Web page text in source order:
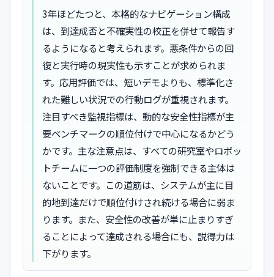
3年ほどたつと、本格的なナビゲーション構成
は、到達成否と不確実性の校正を併せて報告す
るようになると考えられます。悪条件からの回
復と実行時の現実性も示すことが求められま
す。応用評価では、短いデモよりも、標準化さ
れた難しい状況での行動ログが重視されます。
注目すべき監視指標は、動的な安全性指標が主
要ベンチマークの順位付けで中心になるかどう
かです。主な注意点は、すべての研究室やロボッ
トチームに一つの評価制度を強制できる主体は
ないことです。この道筋は、システムが主に目
的地到達だけで順位付けされ続ける場合に弱ま
ります。また、安全性の改善が単に止まりすぎ
ることによって達成される場合にも、説得力は
下がります。